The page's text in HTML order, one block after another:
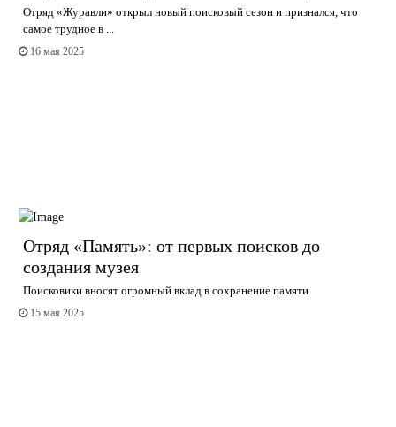
Отряд «Журавли» открыл новый поисковый сезон и признался, что
самое трудное в ...
16 мая 2025
Отряд «Память»: от первых поисков до
создания музея
Поисковики вносят огромный вклад в сохранение памяти
15 мая 2025